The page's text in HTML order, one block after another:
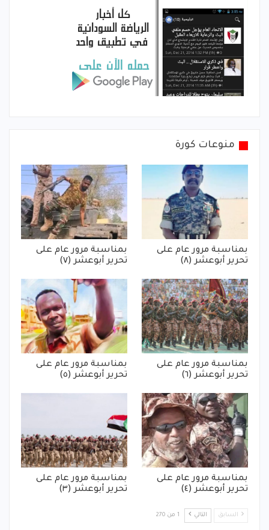
منوعات كورة
بمناسبة مرور عام على
تحرير أبوعشر (٨)
بمناسبة مرور عام على
تحرير أبوعشر (٧)
بمناسبة مرور عام على
تحرير أبوعشر (٦)
بمناسبة مرور عام على
تحرير أبوعشر (٥)
بمناسبة مرور عام على
تحرير أبوعشر (٤)
بمناسبة مرور عام على
تحرير أبوعشر (٣)
السابق التالي 1 من 270